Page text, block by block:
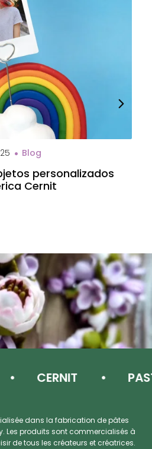
Blog
personalizados
Cernit
CERNIT
dans la fabrication de pâtes
Les produits sont commercialisés à
de tous les créateurs et créatrices.